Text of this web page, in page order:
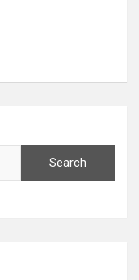
Search